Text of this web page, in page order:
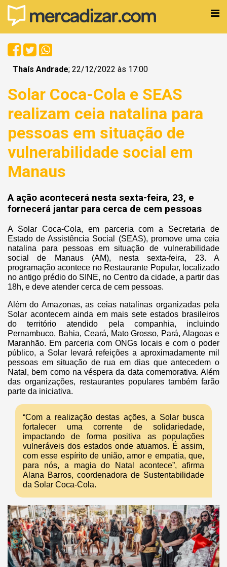
Thaís Andrade; 22/12/2022 às 17:00
Solar Coca-Cola e SEAS
realizam ceia natalina para
pessoas em situação de
vulnerabilidade social em
Manaus
A ação acontecerá nesta sexta-feira, 23, e
fornecerá jantar para cerca de cem pessoas
A Solar Coca-Cola, em parceria com a Secretaria de
Estado de Assistência Social (SEAS), promove uma ceia
natalina para pessoas em situação de vulnerabilidade
social de Manaus (AM), nesta sexta-feira, 23. A
programação acontece no Restaurante Popular, localizado
no antigo prédio do SINE, no Centro da cidade, a partir das
18h, e deve atender cerca de cem pessoas.
Além do Amazonas, as ceias natalinas organizadas pela
Solar acontecem ainda em mais sete estados brasileiros
do território atendido pela companhia, incluindo
Pernambuco, Bahia, Ceará, Mato Grosso, Pará, Alagoas e
Maranhão. Em parceria com ONGs locais e com o poder
público, a Solar levará refeições a aproximadamente mil
pessoas em situação de rua em dias que antecedem o
Natal, bem como na véspera da data comemorativa. Além
das organizações, restaurantes populares também farão
parte da iniciativa.
“Com a realização destas ações, a Solar busca
fortalecer uma corrente de solidariedade,
impactando de forma positiva as populações
vulneráveis dos estados onde atuamos. É assim,
com esse espírito de união, amor e empatia, que,
para nós, a magia do Natal acontece”, afirma
Alana Barros, coordenadora de Sustentabilidade
da Solar Coca-Cola.